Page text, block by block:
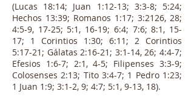
(Lucas 18:14; Juan 1:12-13; 3:3-8; 5:24;
Hechos 13:39; Romanos 1:17; 3:2126, 28;
4:5-9, 17-25; 5:1, 16-19; 6:4; 7:6; 8:1, 15-
17; 1 Corintios 1:30; 6:11; 2 Corintios
5:17-21; Gálatas 2:16-21; 3:1-14, 26; 4:4-7;
Efesios 1:6-7; 2:1, 4-5; Filipenses 3:3-9;
Colosenses 2:13; Tito 3:4-7; 1 Pedro 1:23;
1 Juan 1:9; 3:1-2, 9; 4:7; 5:1, 9-13, 18).